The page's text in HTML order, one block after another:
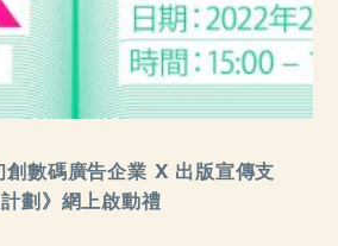
創數碼廣告企業 X 出版宣傳支
劃》網上啟動禮